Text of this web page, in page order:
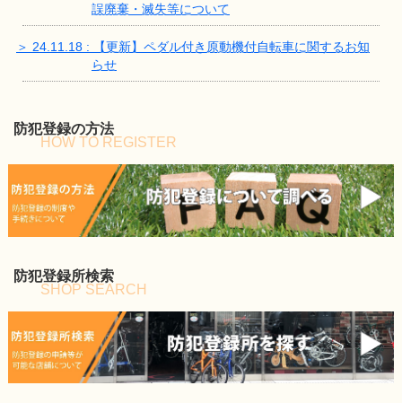
誤廃棄・滅失等について
＞ 24.11.18 : 【更新】ペダル付き原動機付自転車に関するお知
らせ
防犯登録の方法
HOW TO REGISTER
防犯登録所検索
SHOP SEARCH